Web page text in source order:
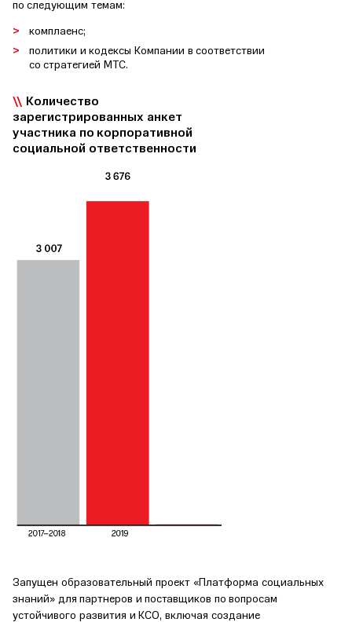
по следующим темам:
комплаенс;
политики и кодексы Компании в соответствии
со стратегией МТС.
Количество
зарегистрированных анкет
участника по корпоративной
социальной ответственности
Запущен образовательный проект «Платформа социальных
знаний» для партнеров и поставщиков по вопросам
устойчивого развития и КСО, включая создание